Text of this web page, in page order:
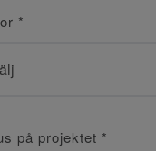
*
på projektet *